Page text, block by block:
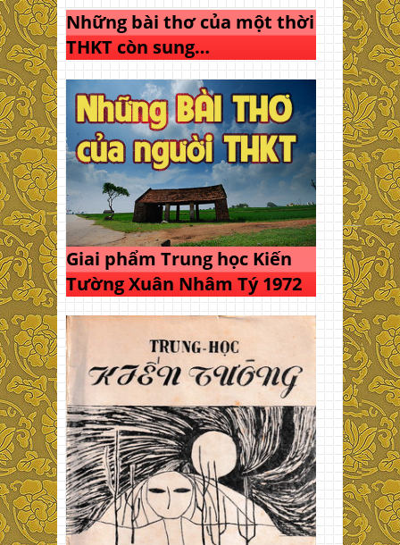
Những bài thơ của một thời
THKT còn sung…
Giai phẩm Trung học Kiến
Tường Xuân Nhâm Tý 1972